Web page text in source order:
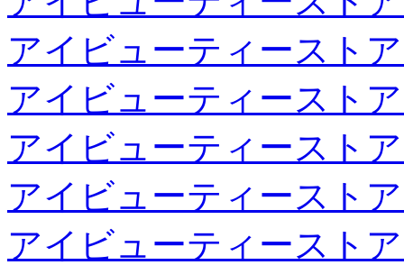
アイビューティースト
アイビューティースト
アイビューティースト
アイビューティースト
アイビューティースト